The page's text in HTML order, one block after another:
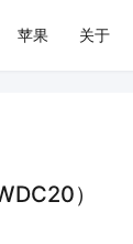
苹果 关于
）